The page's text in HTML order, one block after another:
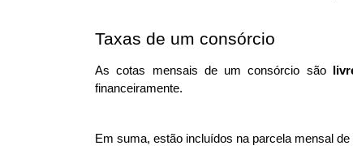
Taxas de um consórcio
As cotas mensais de um consórcio são
financeiramente.
Em suma, estão incluídos na parcela mensal